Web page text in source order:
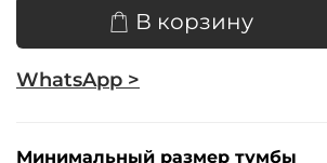
В корзину
WhatsApp >
Минимальный размер тумбы